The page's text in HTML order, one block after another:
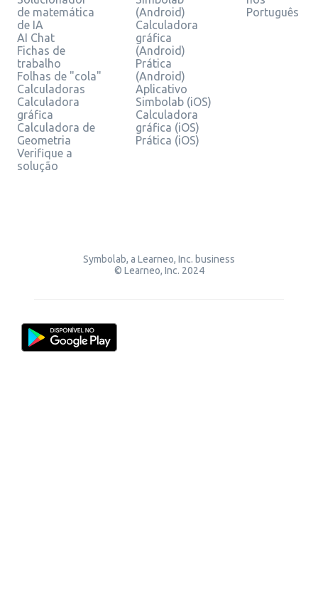
de matemática
de IA
AI Chat
Fichas de
trabalho
Folhas de "cola"
Calculadoras
Calculadora
gráfica
Calculadora de
Geometria
Verifique a
solução
(Android)
Calculadora
gráfica
(Android)
Prática
(Android)
Aplicativo
Simbolab (iOS)
Calculadora
gráfica (iOS)
Prática (iOS)
Português
Symbolab, a Learneo, Inc. business
© Learneo, Inc. 2024